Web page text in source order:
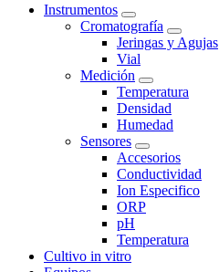
Instrumentos
Cromatografía
Jeringas y Agujas
Vial
Medición
Temperatura
Densidad
Humedad
Sensores
Accesorios
Conductividad
Ion Especifico
ORP
pH
Temperatura
Cultivo in vitro